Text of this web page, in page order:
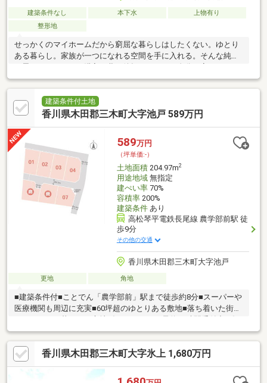
建築条件なし 本下水
上物有り
整形地
せっかくのマイホームだから窮屈な暮らしはしたくない。ゆとり
ある暮らし。家族が一つになれる空間を手に入れる。そんな純粋
そ叶うライフスタイルです。自然とお子様といる時間が増え笑顔
も絶えない日常生活を手に入れる。将来は子供達にちゃんと部屋
を提供できる喜び。毎日の洗濯物も青空いっぱい、楽しくなる。
そんな生活がイメージできる物件です。是非お気軽にご覧下さい
建築条件付土地
香川県木田郡三木町大字池戸 589万円
589万円
（坪単価:-）
土地面積204.97m2
用途地域無指定
建ぺい率70%
容積率200%
建築条件あり
高松琴平電鉄長尾線 農学部前駅 徒
歩9分
その他の交通
香川県木田郡三木町大字池戸
更地 角地
■建築条件付■ことでん「農学部前」駅まで徒歩約8分■スーパーや
医療機関も周辺に充実■60坪超のゆとりある敷地■落ち着いた街並
まずはお気軽にお問い合わせください【 ファミリーホームの家づ
くり 】■土地+建物+外構全部セットで安心価格■毎月の住宅ロー
ンの支払いは家賃並み■予算・間取り・仕様等、様々なニーズに
お応えします■価格だけでなく品質にも妥協しません■設立30年の
経験と実績。品質と価格にこだわる家づくり
香川県木田郡三木町大字氷上 1,680万円